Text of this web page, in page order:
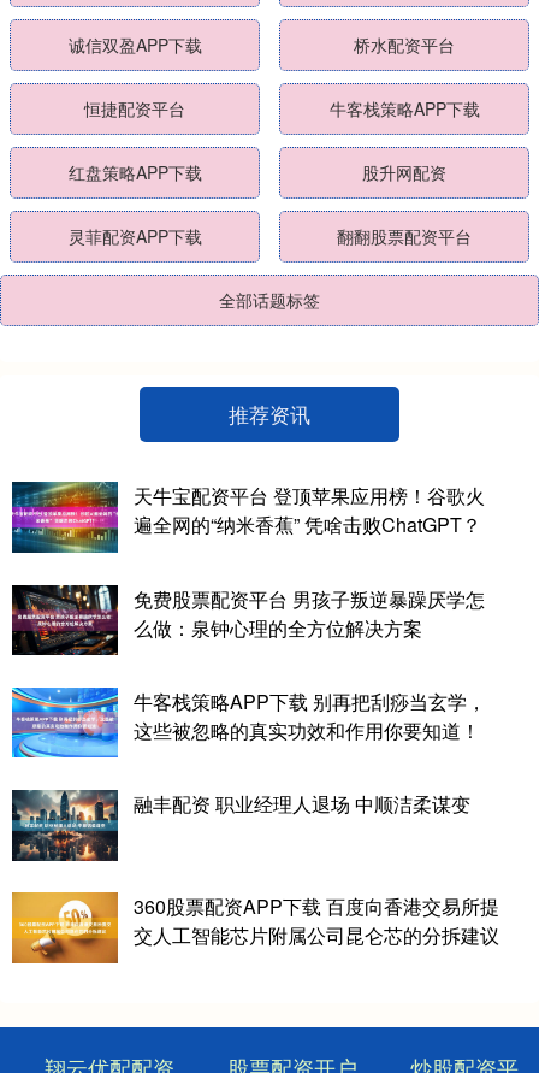
诚信双盈APP下载 桥水配资平台
恒捷配资平台 牛客栈策略APP下载
红盘策略APP下载 股升网配资
灵菲配资APP下载 翻翻股票配资平台
全部话题标签
推荐资讯
天牛宝配资平台 登顶苹果应用榜！谷歌火
遍全网的“纳米香蕉” 凭啥击败ChatGPT？
免费股票配资平台 男孩子叛逆暴躁厌学怎
么做：泉钟心理的全方位解决方案
牛客栈策略APP下载 别再把刮痧当玄学，
这些被忽略的真实功效和作用你要知道！
融丰配资 职业经理人退场 中顺洁柔谋变
360股票配资APP下载 百度向香港交易所提
交人工智能芯片附属公司昆仑芯的分拆建议